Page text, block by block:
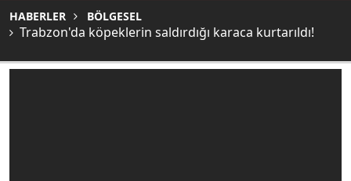
ise...
HABERLER BÖLGESEL
Trabzon'da köpeklerin saldırdığı karaca kurtarıldı!